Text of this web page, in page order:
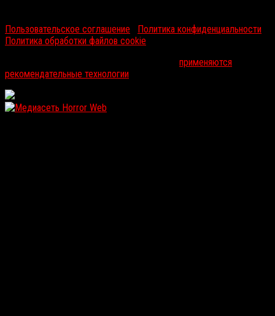
Пользовательское соглашение
Политика конфиденциальности
Политика обработки файлов cookie
применяются
рекомендательные технологии